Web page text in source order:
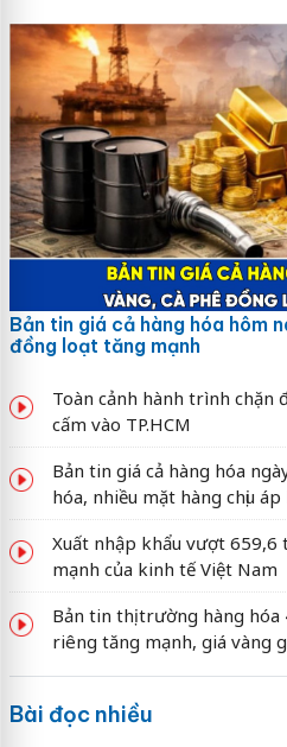
Bản tin giá cả hàng hóa hôm
đồng loạt tăng mạnh
Toàn cảnh hành trình chặn
cấm vào TP.HCM
Bản tin giá cả hàng hóa
hóa, nhiều mặt hàng chịu áp
Xuất nhập khẩu vượt 659,6
mạnh của kinh tế Việt Nam
Bản tin thị trường hàng hóa
riêng tăng mạnh, giá vàng
Bài đọc nhiều